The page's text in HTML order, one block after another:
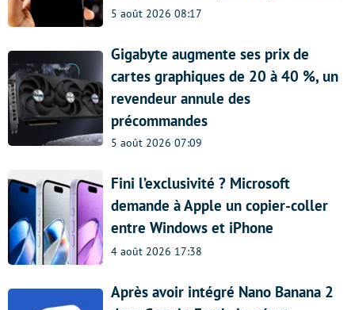
5 août 2026 08:17
Gigabyte augmente ses prix de
cartes graphiques de 20 à 40 %, un
revendeur annule des
précommandes
5 août 2026 07:09
Fini l’exclusivité ? Microsoft
demande à Apple un copier-coller
entre Windows et iPhone
4 août 2026 17:38
Après avoir intégré Nano Banana 2